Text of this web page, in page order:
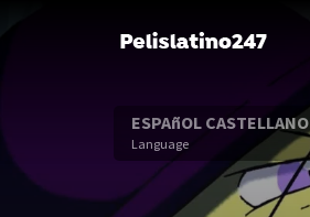
ESPAñOL CASTELLANO
Language